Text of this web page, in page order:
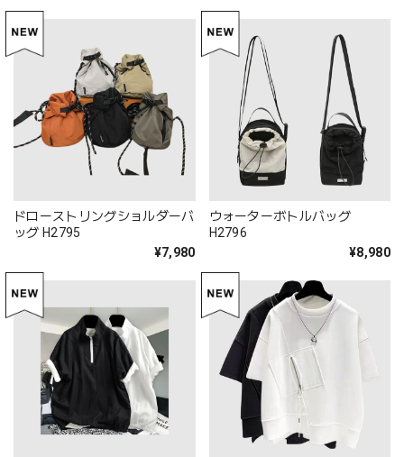
ドローストリングショルダーバ
ッグ H2795
¥7,980
ウォーターボトルバッグ
H2796
¥8,980